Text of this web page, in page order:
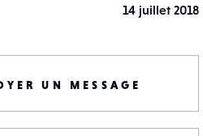
14 juillet 2018
UN MESSAGE